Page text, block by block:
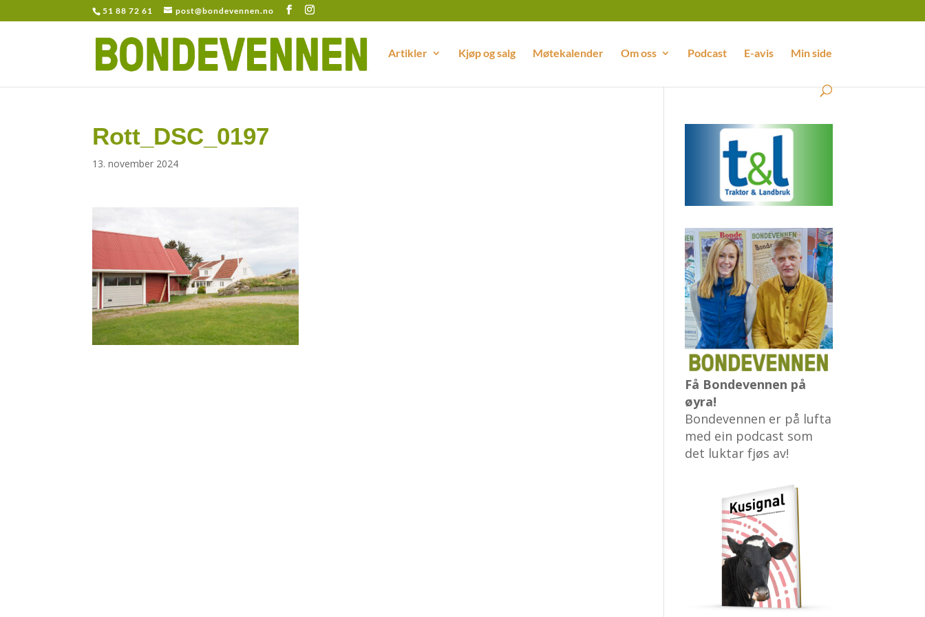
51 88 72 61 post@bondevennen.no
Artikler Kjøp og salg Møtekalender Om oss Podcast E-avis Min side
Rott_DSC_0197
13. november 2024
Få Bondevennen på
øyra!
Bondevennen er på lufta
med ein podcast som
det luktar fjøs av!